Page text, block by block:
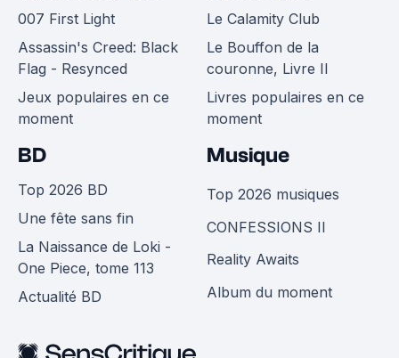
007 First Light
Assassin's Creed: Black
Flag - Resynced
Jeux populaires en ce
moment
Le Calamity Club
Le Bouffon de la
couronne, Livre II
Livres populaires en ce
moment
BD
Top 2026 BD
Une fête sans fin
La Naissance de Loki -
One Piece, tome 113
Actualité BD
Musique
Top 2026 musiques
CONFESSIONS II
Reality Awaits
Album du moment